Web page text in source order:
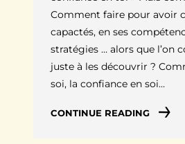
Comment faire pour avoir
capactés, en ses
stratégies … alors que l’on
juste à les découvrir ?
soi, la confiance en soi…
CONTINUE READING